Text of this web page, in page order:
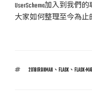
UserSchema加入到我
大家如何整理至今為止
標
2018IRONMAN、 FLASK、 FLASK-